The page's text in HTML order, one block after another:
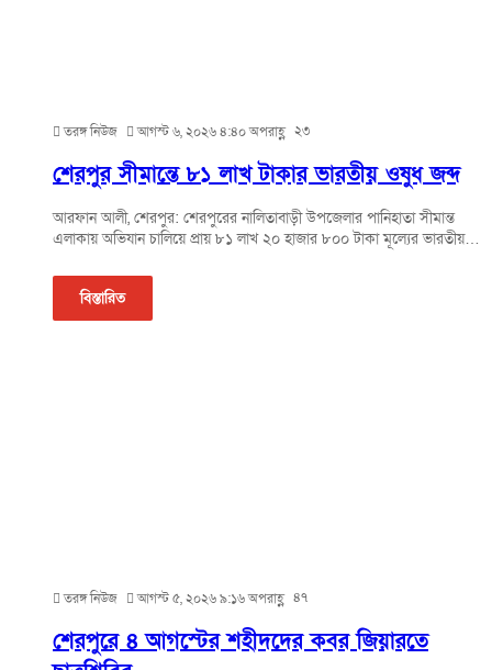
তরঙ্গ নিউজ আগস্ট ৬, ২০২৬ ৪:৪০ অপরাহ্ণ ২৩
শেরপুর সীমান্তে ৮১ লাখ টাকার ভারতীয় ওষুধ জব্দ
আরফান আলী, শেরপুর: শেরপুরের নালিতাবাড়ী উপজেলার পানিহাতা সীমান্ত
এলাকায় অভিযান চালিয়ে প্রায় ৮১ লাখ ২০ হাজার ৮০০ টাকা মূল্যের ভারতীয়…
বিস্তারিত
তরঙ্গ নিউজ আগস্ট ৫, ২০২৬ ৯:১৬ অপরাহ্ণ ৪৭
শেরপুরে ৪ আগস্টের শহীদদের কবর জিয়ারতে